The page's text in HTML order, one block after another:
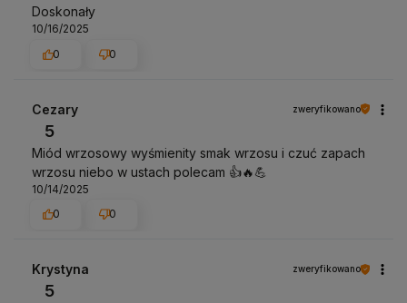
Doskonały
10/16/2025
0
0
Cezary zweryfikowano
5
Miód wrzosowy wyśmienity smak wrzosu i czuć zapach
wrzosu niebo w ustach polecam 👍️🔥💪
10/14/2025
0
0
Krystyna zweryfikowano
5